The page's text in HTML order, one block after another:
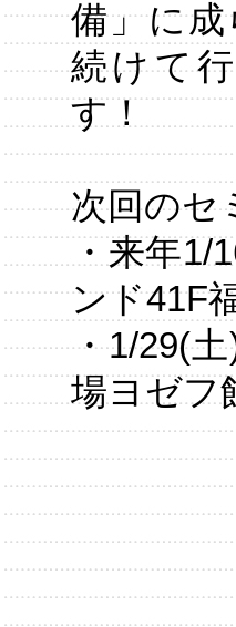
備」に
続けて
す！
次回のセ
・来年1/
ンド41F
・1/29(
場ヨゼフ